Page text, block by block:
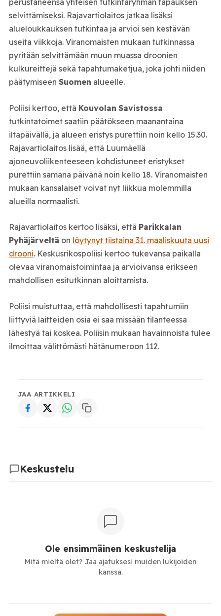
perustaneensa yhteisen tutkintaryhmän tapauksen
selvittämiseksi. Rajavartiolaitos jatkaa lisäksi
alueloukkauksen tutkintaa ja arvioi sen kestävän
useita viikkoja. Viranomaisten mukaan tutkinnassa
pyritään selvittämään muun muassa droonien
kulkureittejä sekä tapahtumaketjua, joka johti niiden
päätymiseen Suomen alueelle.
Poliisi kertoo, että Kouvolan Savistossa
tutkintatoimet saatiin päätökseen maanantaina
iltapäivällä, ja alueen eristys purettiin noin kello 15.30.
Rajavartiolaitos lisää, että Luumäellä
ajoneuvoliikenteeseen kohdistuneet eristykset
purettiin samana päivänä noin kello 18. Viranomaisten
mukaan kansalaiset voivat nyt liikkua molemmilla
alueilla normaalisti.
Rajavartiolaitos kertoo lisäksi, että Parikkalan
Pyhäjärveltä on löytynyt tiistaina 31. maaliskuuta uusi
drooni. Keskusrikospoliisi kertoo tukevansa paikalla
olevaa viranomaistoimintaa ja arvioivansa erikseen
mahdollisen esitutkinnan aloittamista.
Poliisi muistuttaa, että mahdollisesti tapahtumiin
liittyviä laitteiden osia ei saa missään tilanteessa
lähestyä tai koskea. Poliisin mukaan havainnoista tulee
ilmoittaa välittömästi hätänumeroon 112.
JAA ARTIKKELI
Keskustelu
Ole ensimmäinen keskustelija
Mitä mieltä olet? Jaa ajatuksesi muiden lukijoiden
kanssa.